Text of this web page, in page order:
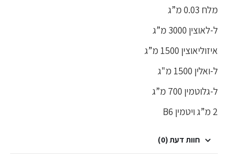
מלח 0.03 מ”ג
ל-לאוצין 3000 מ”ג
איזוליאוצין 1500 מ”ג
ל-ואלין 1500 מ"ג
ל-גלוטמין 700 מ”ג
2 מ”ג ויטמין B6
חוות דעת (0)